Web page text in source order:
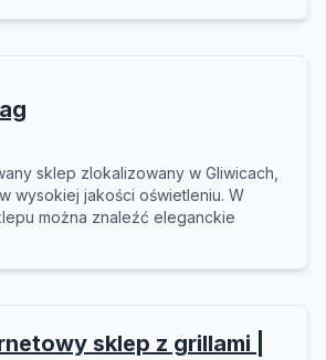
sklep zlokalizowany w Gliwicach,
wysokiej jakości oświetleniu. W
można znaleźć eleganckie
sklep z grillami |